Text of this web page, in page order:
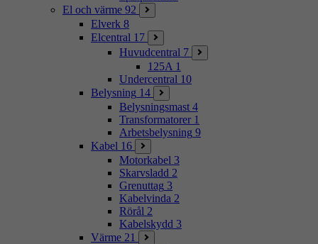
El och värme 92
Elverk 8
Elcentral 17
Huvudcentral 7
125A 1
Undercentral 10
Belysning 14
Belysningsmast 4
Transformatorer 1
Arbetsbelysning 9
Kabel 16
Motorkabel 3
Skarvsladd 2
Grenuttag 3
Kabelvinda 2
Rörål 2
Kabelskydd 3
Värme 21